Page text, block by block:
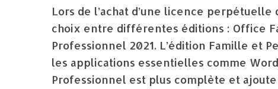
Lors de l’achat d’une licence
choix entre différentes éditions : Office
Professionnel 2021. L’édition Famille et
les applications essentielles comme
Professionnel est plus complète et